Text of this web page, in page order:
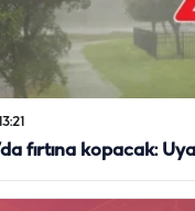
fırtına kopacak: